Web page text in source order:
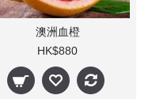
澳洲血橙
HK$880